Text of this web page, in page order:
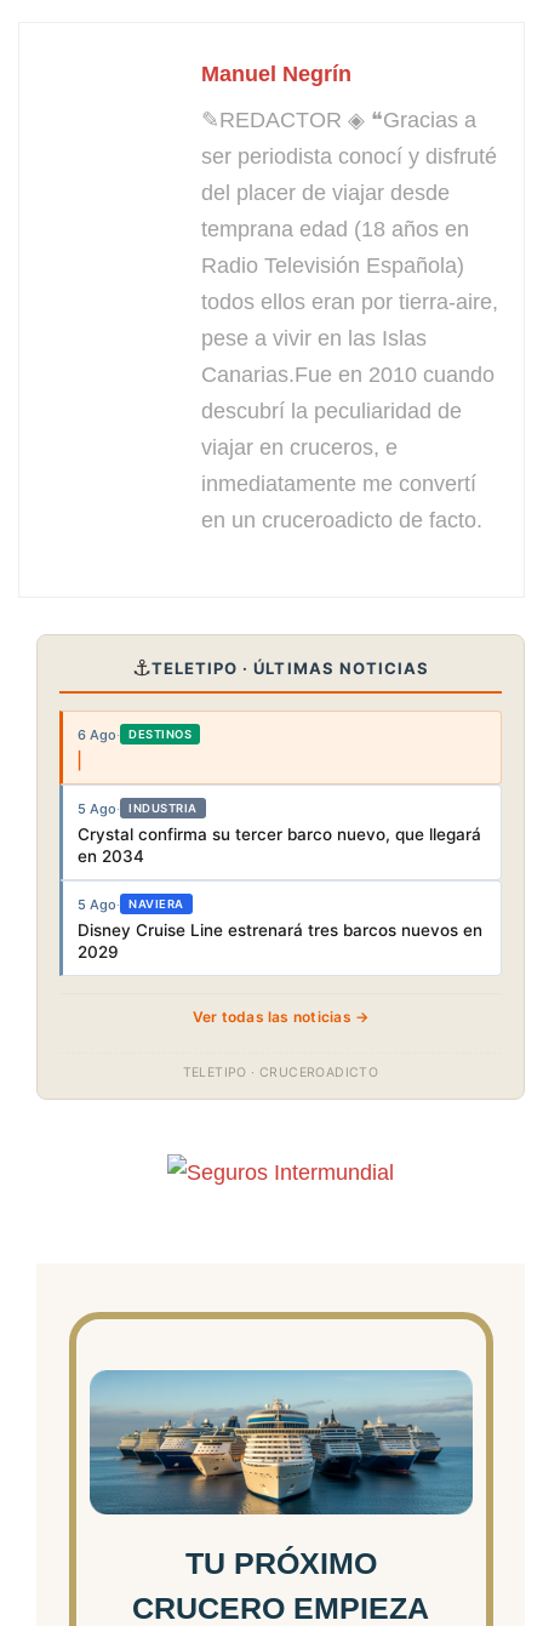
Manuel Negrín
✎REDACTOR ◈ ❝Gracias a
ser periodista conocí y disfruté
del placer de viajar desde
temprana edad (18 años en
Radio Televisión Española)
todos ellos eran por tierra-aire,
pese a vivir en las Islas
Canarias.Fue en 2010 cuando
descubrí la peculiaridad de
viajar en cruceros, e
inmediatamente me convertí
en un cruceroadicto de facto.
⚓TELETIPO · ÚLTIMAS NOTICIAS
6 Ago· DESTINOS
5 Ago· INDUSTRIA
Crystal confirma su tercer barco nuevo, que llegará
en 2034
5 Ago· NAVIERA
Disney Cruise Line estrenará tres barcos nuevos en
2029
Ver todas las noticias →
TELETIPO · CRUCEROADICTO